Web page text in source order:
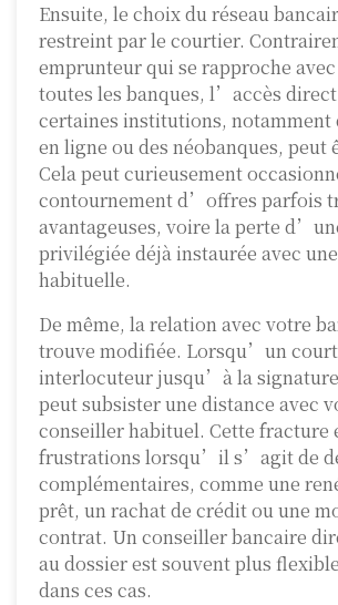
Ensuite, le choix du réseau
restreint par le courtier.
emprunteur qui se rapproche
toutes les banques, l’accès
certaines institutions, notamment
en ligne ou des néobanques, peut
Cela peut curieusement
contournement d’offres parfois
avantageuses, voire la perte
privilégiée déjà instaurée avec
habituelle.
De même, la relation avec votre
trouve modifiée. Lorsqu’un
interlocuteur jusqu’à la
peut subsister une distance avec
conseiller habituel. Cette fracture
frustrations lorsqu’il s’agit de
complémentaires, comme une
prêt, un rachat de crédit ou une
contrat. Un conseiller bancaire
au dossier est souvent plus
dans ces cas.